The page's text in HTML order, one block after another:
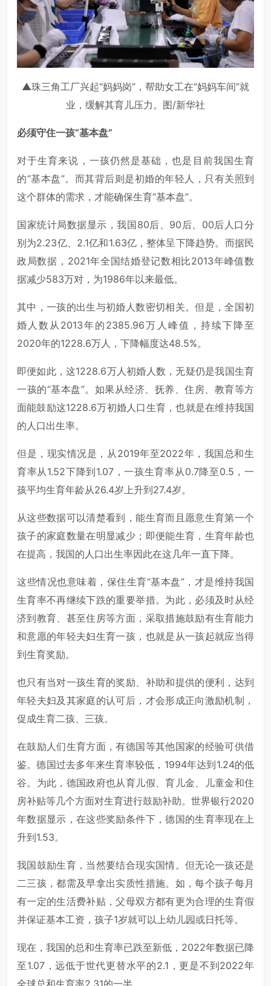
▲珠三角工厂兴起“妈妈岗”，帮助女工在“妈妈车间”就
业，缓解其育儿压力。图/新华社
必须守住一孩“基本盘”
对于生育来说，一孩仍然是基础，也是目前我国生育
的“基本盘”。而其背后则是初婚的年轻人，只有关照到
这个群体的需求，才能确保生育“基本盘”。
国家统计局数据显示，我国80后、90后、00后人口分
别为2.23亿、2.1亿和1.63亿，整体呈下降趋势。而据民
政局数据，2021年全国结婚登记数相比2013年峰值数
据减少583万对，为1986年以来最低。
其中，一孩的出生与初婚人数密切相关。但是，全国初
婚人数从2013年的2385.96万人峰值，持续下降至
2020年的1228.6万人，下降幅度达48.5%。
即便如此，这1228.6万人初婚人数，无疑仍是我国生育
一孩的“基本盘”。如果从经济、抚养、住房、教育等方
面能鼓励这1228.6万初婚人口生育，也就是在维持我国
的人口出生率。
但是，现实情况是，从2019年至2022年，我国总和生
育率从1.52下降到1.07，一孩生育率从0.7降至0.5，一
孩平均生育年龄从26.4岁上升到27.4岁。
从这些数据可以清楚看到，能生育而且愿意生育第一个
孩子的家庭数量在明显减少；即便能生育，生育年龄也
在提高，我国的人口出生率因此在这几年一直下降。
这些情况也意味着，保住生育“基本盘”，才是维持我国
生育率不再继续下跌的重要举措。为此，必须及时从经
济到教育、甚至住房等方面，采取措施鼓励有生育能力
和意愿的年轻夫妇生育一孩，也就是从一孩起就应当得
到生育奖励。
也只有当对一孩生育的奖励、补助和提供的便利，达到
年轻夫妇及其家庭的认可后，才会形成正向激励机制，
促成生育二孩、三孩。
在鼓励人们生育方面，有德国等其他国家的经验可供借
鉴。德国过去多年来生育率较低，1994年达到1.24的低
谷。为此，德国政府也从育儿假、育儿金、儿童金和住
房补贴等几个方面对生育进行鼓励补助。世界银行2020
年数据显示，在这些奖励条件下，德国的生育率现在上
升到1.53。
我国鼓励生育，当然要结合现实国情。但无论一孩还是
二三孩，都需及早拿出实质性措施。如，每个孩子每月
有一定的生活费补贴，父母双方都有更为合理的生育假
并保证基本工资，孩子1岁就可以上幼儿园或日托等。
现在，我国的总和生育率已跌至新低，2022年数据已降
至1.07，远低于世代更替水平的2.1，更是不到2022年